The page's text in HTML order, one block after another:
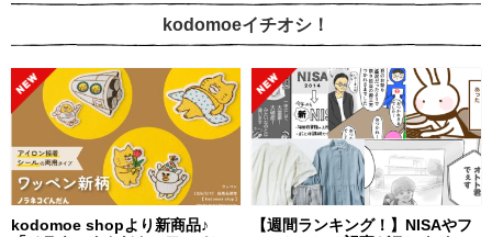
kodomoeイチオシ！
kodomoe shopより新商品♪
【週間ランキング！】NISAやフ